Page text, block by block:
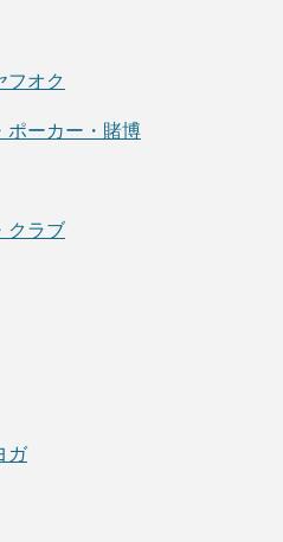
フオク
ポーカー・賭博
クラブ
ガ